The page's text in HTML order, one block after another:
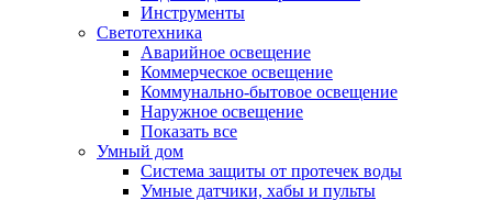
Инструменты
Светотехника
Аварийное освещение
Коммерческое освещение
Коммунально-бытовое освещение
Наружное освещение
Показать все
Умный дом
Система защиты от протечек воды
Умные датчики, хабы и пульты